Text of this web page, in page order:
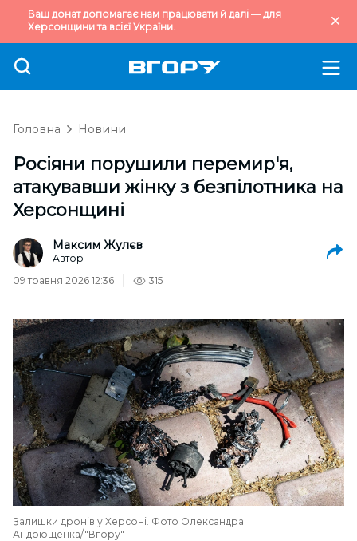
Ваш донат допомагає нам працювати й далі — для
Херсонщини та всієї України.
Головна Новини
Росіяни порушили перемир'я,
атакувавши жінку з безпілотника на
Херсонщині
Максим Жулєв
Автор
09 травня 2026 12:36
315
Залишки дронів у Херсоні. Фото Олександра
Андрющенка/"Вгору"